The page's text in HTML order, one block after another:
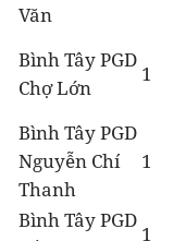
Văn
Bình Tây PGD
Chợ Lớn
1
Bình Tây PGD
Nguyễn Chí
Thanh
1
Bình Tây PGD
1